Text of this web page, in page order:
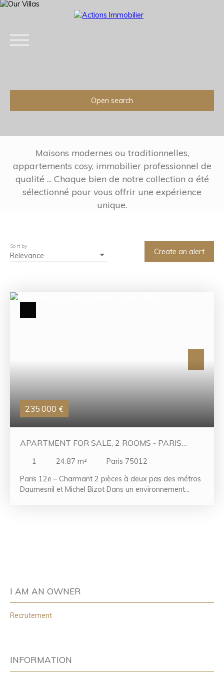
Home Acheter Louer Estimation
Open search
Apartment
Paris (75012)
Location
Maisons modernes ou traditionnelles,
appartements cosy, immobilier professionnel de
qualité ... Chaque bien de notre collection a été
sélectionné pour vous offrir une expérience
unique.
Relevance
Sort by
Create an alert
235 000 €
APARTMENT FOR SALE, 2 ROOMS - PARIS
1 24.87 m²
Paris 75012
Paris 12e – Charmant 2 pièces à deux pas des métros
Daumesnil et Michel Bizot Dans un environnement
emplacement privilégié, à proximité immédiate des
commerces, transports et commodités du quartier, en
fait une opportunité idéale pour un premier achat, un
I AM AN OWNER
Recrutement
INFORMATION